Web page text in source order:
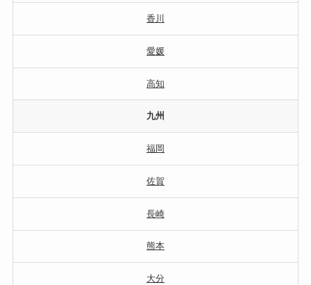
香川
愛媛
高知
九州
福岡
佐賀
長崎
熊本
大分